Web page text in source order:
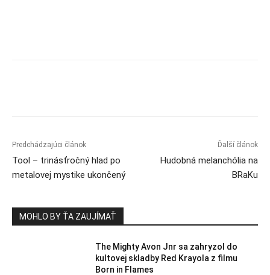
Predchádzajúci článok
Tool – trinásťročný hlad po
metalovej mystike ukončený
Ďalší článok
Hudobná melanchólia na
BRaKu
MOHLO BY ŤA ZAUJÍMAŤ
The Mighty Avon Jnr sa zahryzol do
kultovej skladby Red Krayola z filmu
Born in Flames